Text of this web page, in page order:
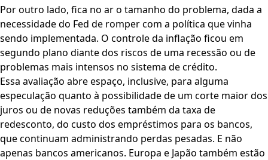
Por outro lado, fica no ar o tamanho do problema, dada a
necessidade do Fed de romper com a política que vinha
sendo implementada. O controle da inflação ficou em
segundo plano diante dos riscos de uma recessão ou de
problemas mais intensos no sistema de crédito.
Essa avaliação abre espaço, inclusive, para alguma
especulação quanto à possibilidade de um corte maior dos
juros ou de novas reduções também da taxa de
redesconto, do custo dos empréstimos para os bancos,
que continuam administrando perdas pesadas. E não
apenas bancos americanos. Europa e Japão também estão